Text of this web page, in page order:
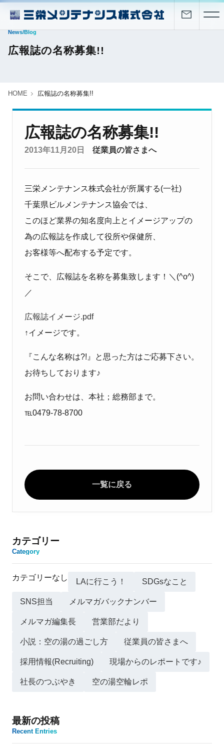
News/Blog
広報誌の名称募集!!
HOME 広報誌の名称募集!!
広報誌の名称募集!!
2013年11月20日 従業員の皆さまへ
三栄メンテナンス株式会社が所属する(一社)
千葉県ビルメンテナンス協会では、
このほど業界の知名度向上とイメージアップの
為の広報誌を作成して役所や保健所、
お客様等へ配布する予定です。
そこで、広報誌を名称を募集致します！＼(^o^)
／
広報誌イメージ.pdf
↑イメージです。
『こんな名称は?!』と思った方はご応募下さい。
お待ちしております♪
お問い合わせは、本社；総務部まで。
℡0479-78-8700
一覧に戻る
カテゴリー
Category
カテゴリーなし LAに行こう！ SDGsなこと
SNS担当 メルマガバックナンバー
メルマガ編集長 営業部だより
小説：空の湯の過ごし方 従業員の皆さまへ
採用情報(Recruiting) 現場からのレポートです♪
社長のつぶやき 空の湯空輪レポ
最新の投稿
Recent Entries